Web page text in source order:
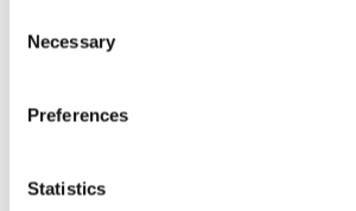
Selection
Necessary
Preferences
Statistics